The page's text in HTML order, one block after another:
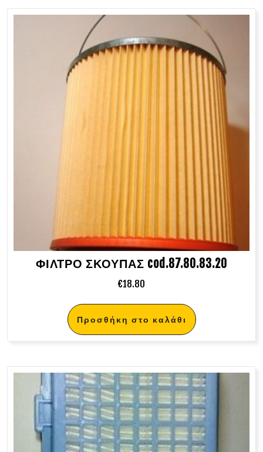
ΦΙΛΤΡΟ ΣΚΟΥΠΑΣ cod.87.80.83.20
€18.80
Προσθήκη στο καλάθι